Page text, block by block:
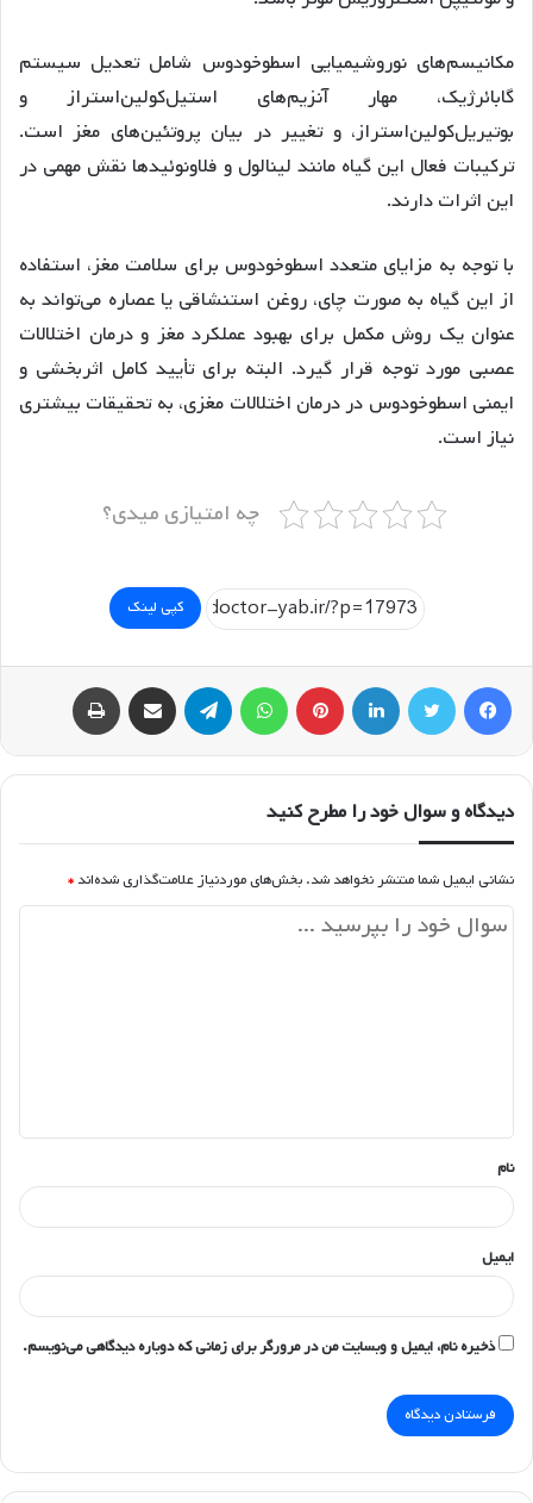
مکانیسم‌های نوروشیمیایی اسطوخودوس شامل تعدیل سیستم
گابائرژیک، مهار آنزیم‌های استیل‌کولین‌استراز و
بوتیریل‌کولین‌استراز، و تغییر در بیان پروتئین‌های مغز است.
ترکیبات فعال این گیاه مانند لینالول و فلاونوئیدها نقش مهمی در
این اثرات دارند.
با توجه به مزایای متعدد اسطوخودوس برای سلامت مغز، استفاده
از این گیاه به صورت چای، روغن استنشاقی یا عصاره می‌تواند به
عنوان یک روش مکمل برای بهبود عملکرد مغز و درمان اختلالات
عصبی مورد توجه قرار گیرد. البته برای تأیید کامل اثربخشی و
ایمنی اسطوخودوس در درمان اختلالات مغزی، به تحقیقات بیشتری
نیاز است.
چه امتیازی میدی؟
کپی لینک
فیسبوک توییتر لینکداین پینتریست تلگرام اشتراک گذاری با ایمیل
دیدگاه و سوال خود را مطرح کنید
نشانی ایمیل شما منتشر نخواهد شد. بخش‌های موردنیاز علامت‌گذاری شده‌اند *
*
نام
ایمیل
ذخیره نام، ایمیل و وبسایت من در مرورگر برای زمانی که دوباره دیدگاهی می‌نویسم.